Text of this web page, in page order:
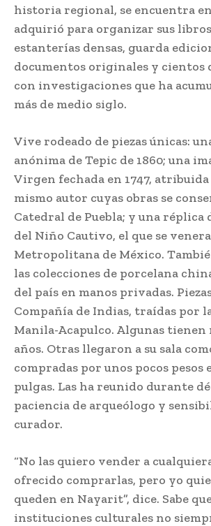
historia regional, se encuentra
adquirió para organizar sus
estanterías densas, guarda
documentos originales y cientos
con investigaciones que ha
más de medio siglo.
Vive rodeado de piezas únicas:
anónima de Tepic de 1860; una
Virgen fechada en 1747, atribuida
mismo autor cuyas obras se
Catedral de Puebla; y una réplica
del Niño Cautivo, el que se
Metropolitana de México.
las colecciones de porcelana
del país en manos privadas.
Compañía de Indias, traídas por
Manila-Acapulco. Algunas tienen
años. Otras llegaron a su sala
compradas por unos pocos pesos
pulgas. Las ha reunido durante
paciencia de arqueólogo y
curador.
“No las quiero vender a
ofrecido comprarlas, pero yo
queden en Nayarit”, dice. Sabe
instituciones culturales no